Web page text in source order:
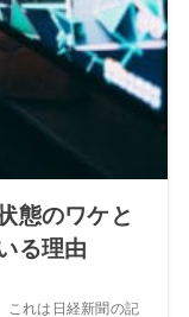
態のワケと
る理由
これは日経新聞の記